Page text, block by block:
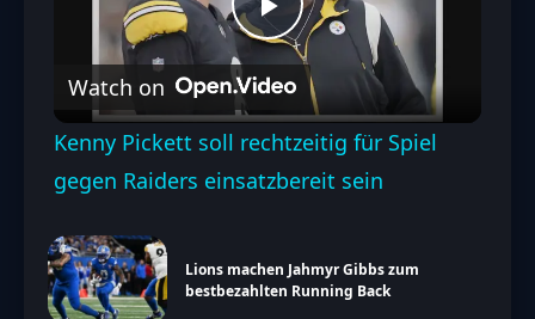
Play
Video
Watch on
Kenny Pickett soll rechtzeitig für Spiel
gegen Raiders einsatzbereit sein
Lions machen Jahmyr Gibbs zum
bestbezahlten Running Back